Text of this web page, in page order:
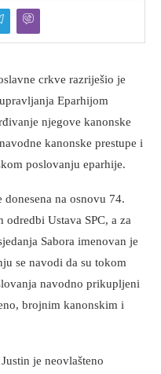
crkve razriješio je
Eparhijom
njegove kanonske
kanonske prestupe i
poslovanju eparhije.
na osnovu 74.
Ustava SPC, a za
Sabora imenovan je
se navodi da su tokom
navodno prikupljeni
brojnim kanonskim i
je neovlašteno